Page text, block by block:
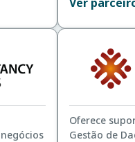
o
um
plataformas
Oferece
Gestão de